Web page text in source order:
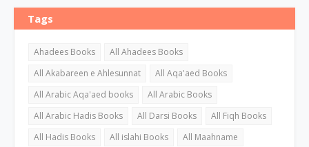
Tags
Ahadees Books
All Ahadees Books
All Akabareen e Ahlesunnat
All Aqa'aed Books
All Arabic Aqa'aed books
All Arabic Books
All Arabic Hadis Books
All Darsi Books
All Fiqh Books
All Hadis Books
All islahi Books
All Maahname